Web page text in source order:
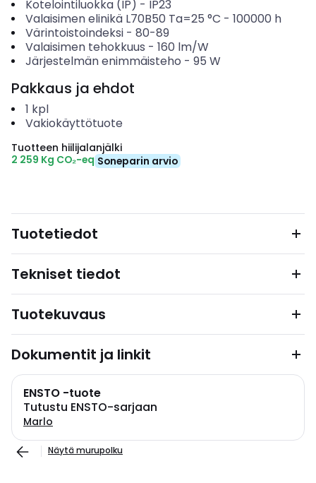
Kotelointiluokka (IP) - IP23
Valaisimen elinikä L70B50 Ta=25 °C - 100000 h
Värintoistoindeksi- 80-89
Valaisimen tehokkuus - 160 lm/W
Järjestelmän enimmäisteho - 95 W
Pakkaus ja ehdot
1 kpl
Vakiokäyttötuote
Tuotteen hiilijalanjälki
2 259 Kg CO₂-eq Soneparin arvio
Tuotetiedot
Tekniset tiedot
Tuotekuvaus
Dokumentit ja linkit
ENSTO -tuote
Tutustu ENSTO-sarjaan
Marlo
Näytä murupolku